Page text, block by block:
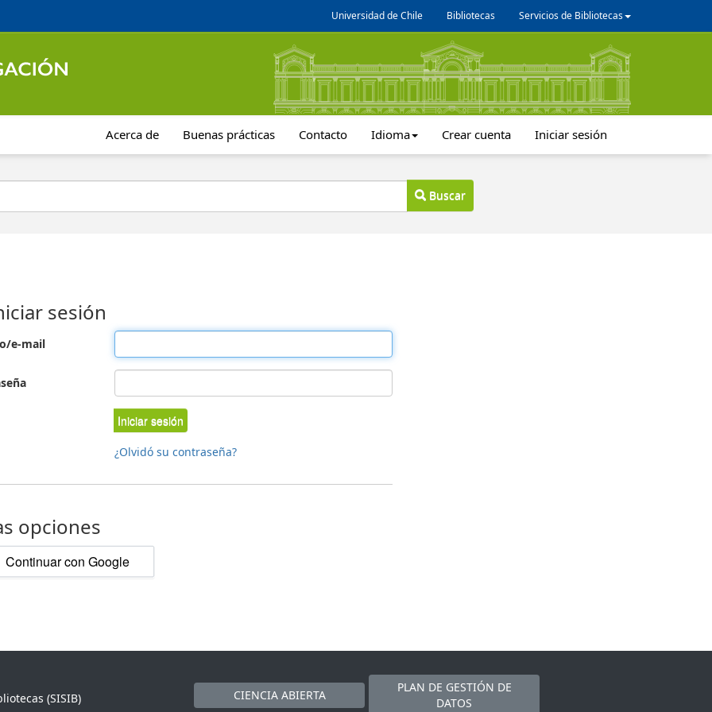
Universidad de Chile Bibliotecas Servicios de Bibliotecas
Acerca de Buenas prácticas Contacto Idioma Crear cuenta Iniciar sesión
Buscar
sesión
e-mail
Iniciar sesión
¿Olvidó su contraseña?
opciones
Continuar con Google
(SISIB)
CIENCIA ABIERTA
PLAN DE GESTIÓN DE
DATOS